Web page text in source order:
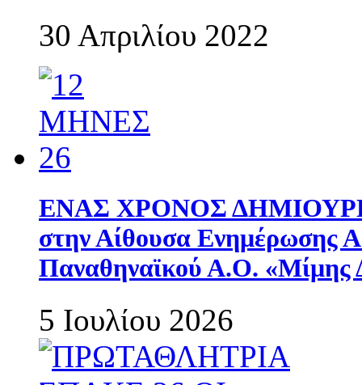
30 Απριλίου 2022
ΕΝΑΣ ΧΡΟΝΟΣ
στην Αίθουσα Ενημέρωσης
Παναθηναϊκού Α.Ο. «Μίμης
5 Ιουλίου 2026